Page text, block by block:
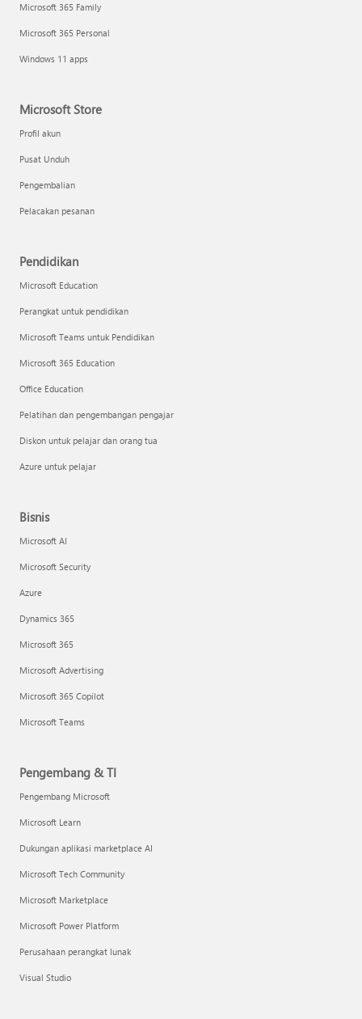
Microsoft 365 Family
Microsoft 365 Personal
Windows 11 apps
Microsoft Store
Profil akun
Pusat Unduh
Pengembalian
Pelacakan pesanan
Pendidikan
Microsoft Education
Perangkat untuk pendidikan
Microsoft Teams untuk Pendidikan
Microsoft 365 Education
Office Education
Pelatihan dan pengembangan pengajar
Diskon untuk pelajar dan orang tua
Azure untuk pelajar
Bisnis
Microsoft AI
Microsoft Security
Azure
Dynamics 365
Microsoft 365
Microsoft Advertising
Microsoft 365 Copilot
Microsoft Teams
Pengembang & TI
Pengembang Microsoft
Microsoft Learn
Dukungan aplikasi marketplace AI
Microsoft Tech Community
Microsoft Marketplace
Microsoft Power Platform
Perusahaan perangkat lunak
Visual Studio